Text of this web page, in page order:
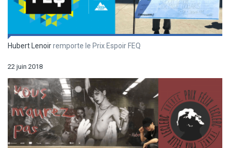
Hubert Lenoirremporte le Prix Espoir FEQ
22 juin 2018